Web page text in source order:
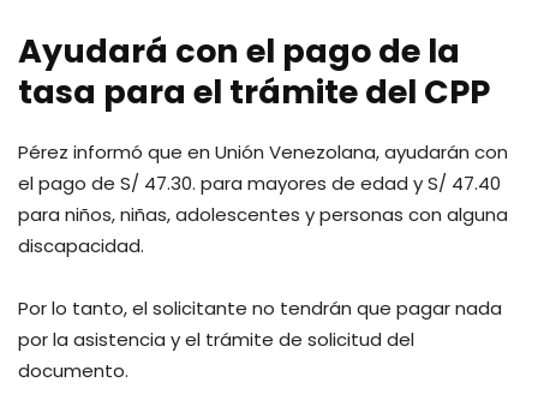
Ayudará con el pago de la
tasa para el trámite del CPP
Pérez informó que en Unión Venezolana, ayudarán con
el pago de S/ 47.30. para mayores de edad y S/ 47.40
para niños, niñas, adolescentes y personas con alguna
discapacidad.
Por lo tanto, el solicitante no tendrán que pagar nada
por la asistencia y el trámite de solicitud del
documento.